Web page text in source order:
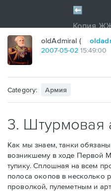
oldAdmiral (
2007-05-02 15:49:00
Category: Армия
3. Штурмовая
Как мы знаем, танки
возникшему в ходе Первой
тупику. Сплошная на всем
полоса окопов в
проволкой, пулеметным и